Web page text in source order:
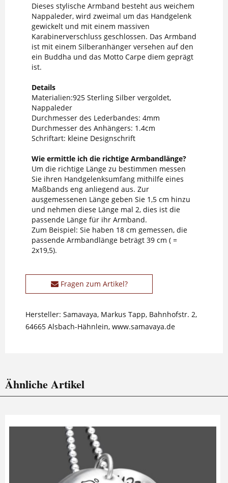
Dieses stylische Armband besteht aus weichem
Nappaleder, wird zweimal um das Handgelenk
gewickelt und mit einem massiven
Karabinerverschluss geschlossen. Das Armband
ist mit einem Silberanhänger versehen auf den
ein Buddha und das Motto Carpe diem geprägt
ist.
Details
Materialien:925 Sterling Silber vergoldet,
Nappaleder
Durchmesser des Lederbandes: 4mm
Durchmesser des Anhängers: 1.4cm
Schriftart: kleine Designschrift
Wie ermittle ich die richtige Armbandlänge?
Um die richtige Länge zu bestimmen messen
Sie ihren Handgelenksumfang mithilfe eines
Maßbands eng anliegend aus. Zur
ausgemessenen Länge geben Sie 1,5 cm hinzu
und nehmen diese Länge mal 2, dies ist die
passende Länge für ihr Armband.
Zum Beispiel: Sie haben 18 cm gemessen, die
passende Armbandlänge beträgt 39 cm ( =
2x19,5).
Fragen zum Artikel?
Hersteller: Samavaya, Markus Tapp, Bahnhofstr. 2,
64665 Alsbach-Hähnlein, www.samavaya.de
Ähnliche Artikel